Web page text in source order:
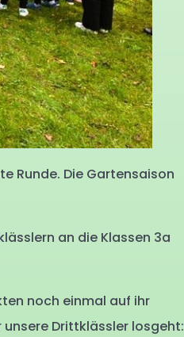
Runde. Die Gartensaison
an die Klassen 3a
noch einmal auf ihr
Drittklässler losgeht: